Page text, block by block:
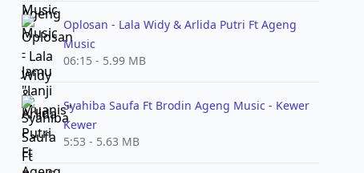
Oplosan - Lala Widy & Arlida Putri Ft Ageng
Music
06:15 - 5.99 MB
Syahiba Saufa Ft Brodin Ageng Music - Kewer
Kewer
5:53 - 5.63 MB